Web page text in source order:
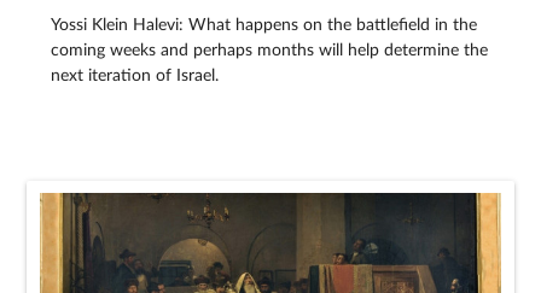
Yossi Klein Halevi: What happens on the battlefield in the
coming weeks and perhaps months will help determine the
next iteration of Israel.